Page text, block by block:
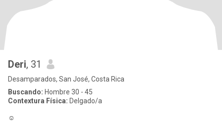
Deri, 31
Desamparados, San José, Costa Rica
Buscando: Hombre 30 - 45
Contextura Física: Delgado/a
☺️